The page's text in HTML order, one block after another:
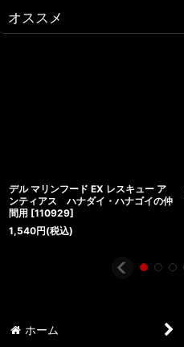
オススメ
デル マリンフード EX レスキュー ア
ンティアス ハナダイ・ハナゴイの仲
間用 [110929]
1,540円(税込)
ホーム